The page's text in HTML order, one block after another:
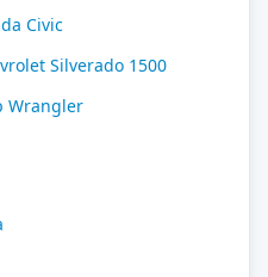
Civic
Silverado 1500
Wrangler